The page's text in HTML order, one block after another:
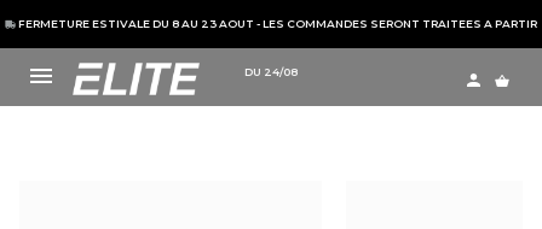
FERMETURE ESTIVALE DU 8 AU 23 AOUT - LES COMMANDES SERONT TRAITEES A PARTIR
DU 24/08